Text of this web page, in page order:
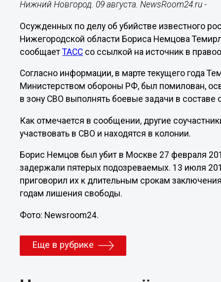
Нижний Новгород. 09 августа. NewsRoom24.ru -
Осужденных по делу об убийстве известного
Нижегородской области Бориса Немцова
сообщаетТАСС со ссылкой на источник в
Согласно информации, в марте текущего года
Министерством обороны РФ, был помилован,
в зону СВО выполнять боевые задачи в
Как отмечается в сообщении, другие
участвовать в СВО и находятся в колонии.
Борис Немцов был убит в Москве 27 февраля
задержали пятерых подозреваемых. 13 июля
приговорил их к длительным срокам
годам лишения свободы.
Фото: Newsroom24.
Еще в рубрике